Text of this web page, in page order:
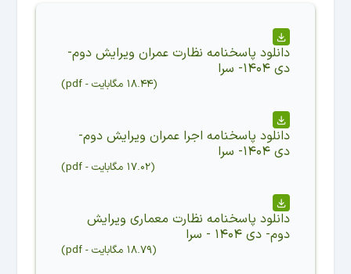
دانلود پاسخنامه نظارت عمران ویرایش دوم-
دی ۱۴۰۴- سرا
(۱۸.۴۴ مگابایت -
pdf
)
دانلود پاسخنامه اجرا عمران ویرایش دوم-
دی ۱۴۰۴- سرا
(۱۷.۰۲ مگابایت -
pdf
)
دانلود پاسخنامه نظارت معماری ویرایش
دوم- دی ۱۴۰۴ - سرا
(۱۸.۷۹ مگابایت -
pdf
)